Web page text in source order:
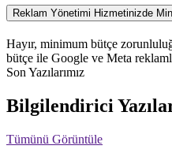
Reklam Yönetimi Hizmetinizde
Hayır, minimum bütçe
bütçe ile Google ve Meta
Son Yazılarımız
Bilgilendirici
Tümünü Görüntüle